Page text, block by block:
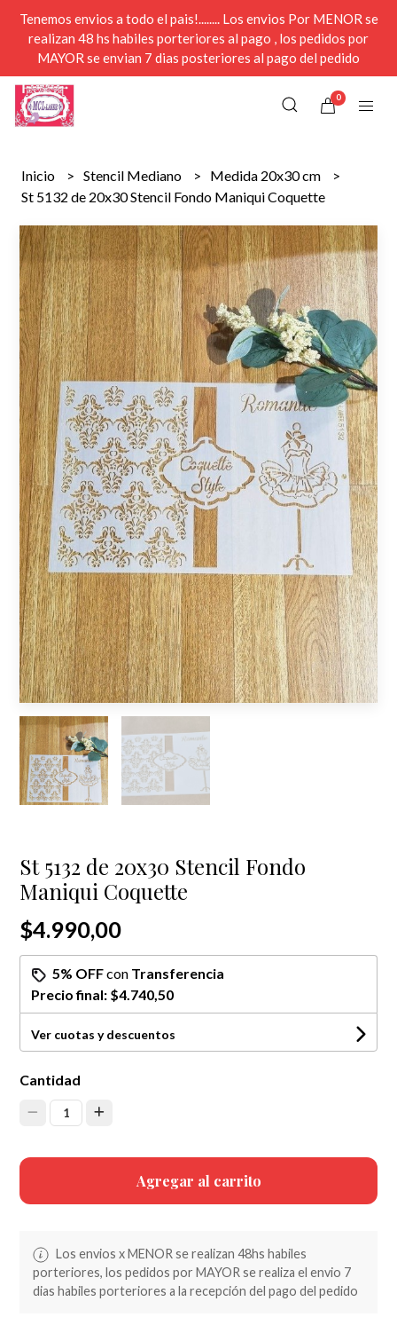
Tenemos envios a todo el pais!........ Los envios Por MENOR se
realizan 48 hs habiles porteriores al pago , los pedidos por
MAYOR se envian 7 dias posteriores al pago del pedido
0
Inicio Stencil Mediano
Medida 20x30 cm
St 5132 de 20x30 Stencil Fondo Maniqui Coquette
St 5132 de 20x30 Stencil Fondo
Maniqui Coquette
$4.990,00
5% OFFcon Transferencia
Precio final: $4.740,50
Ver cuotas y descuentos
Cantidad
1
Agregar al carrito
Los envios x MENOR se realizan 48hs habiles
porteriores, los pedidos por MAYOR se realiza el envio 7
dias habiles porteriores a la recepción del pago del pedido